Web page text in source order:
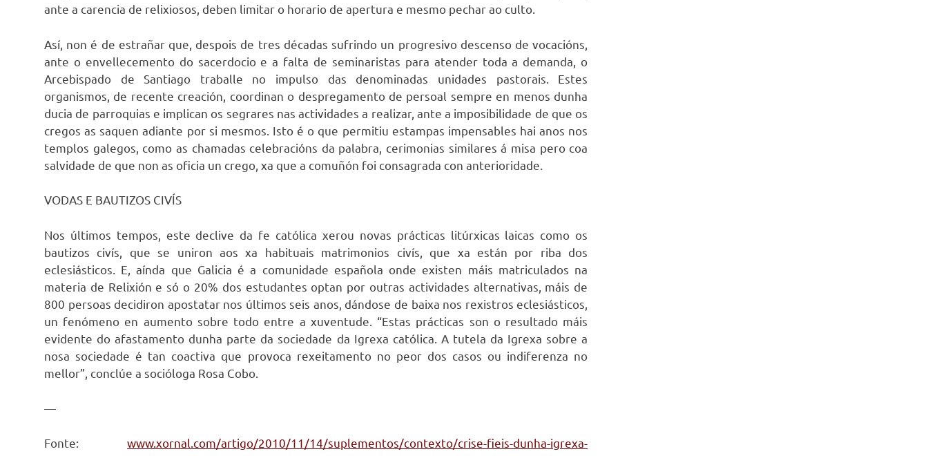
ante a carencia de relixiosos, deben limitar o horario de apertura e mesmo pechar ao culto.
Así, non é de estrañar que, despois de tres décadas sufrindo un progresivo descenso de vocacións,
ante o envellecemento do sacerdocio e a falta de seminaristas para atender toda a demanda, o
Arcebispado de Santiago traballe no impulso das denominadas unidades pastorais. Estes
organismos, de recente creación, coordinan o despregamento de persoal sempre en menos dunha
ducia de parroquias e implican os segrares nas actividades a realizar, ante a imposibilidade de que os
cregos as saquen adiante por si mesmos. Isto é o que permitiu estampas impensables hai anos nos
templos galegos, como as chamadas celebracións da palabra, cerimonias similares á misa pero coa
salvidade de que non as oficia un crego, xa que a comuñón foi consagrada con anterioridade.
VODAS E BAUTIZOS CIVÍS
Nos últimos tempos, este declive da fe católica xerou novas prácticas litúrxicas laicas como os
bautizos civís, que se uniron aos xa habituais matrimonios civís, que xa están por riba dos
eclesiásticos. E, aínda que Galicia é a comunidade española onde existen máis matriculados na
materia de Relixión e só o 20% dos estudantes optan por outras actividades alternativas, máis de
800 persoas decidiron apostatar nos últimos seis anos, dándose de baixa nos rexistros eclesiásticos,
un fenómeno en aumento sobre todo entre a xuventude. “Estas prácticas son o resultado máis
evidente do afastamento dunha parte da sociedade da Igrexa católica. A tutela da Igrexa sobre a
nosa sociedade é tan coactiva que provoca rexeitamento no peor dos casos ou indiferenza no
mellor”, conclúe a socióloga Rosa Cobo.
—
Fonte:www.xornal.com/artigo/2010/11/14/suplementos/contexto/crise-fieis-dunha-igrexa-